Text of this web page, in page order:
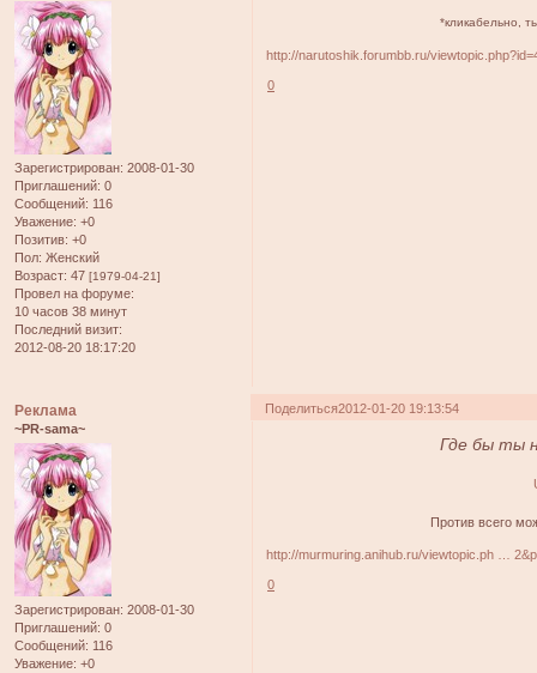
Зарегистрирован: 2008-01-30
Приглашений: 0
Сообщений: 116
Уважение: +0
Позитив: +0
Пол: Женский
Возраст: 47 [1979-04-21]
Провел на форуме:
10 часов 38 минут
Последний визит:
2012-08-20 18:17:20
*кликабельно,
http://narutoshik.forumbb.ru/
0
Поделиться2012-01-20 19:13:54
Реклама
~PR-sama~
Зарегистрирован: 2008-01-30
Приглашений: 0
Сообщений: 116
Уважение: +0
Где бы ты
Против всего
http://murmuring.anihub.ru/viewtopic.ph …
0